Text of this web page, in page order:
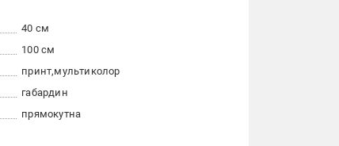
40 см
100 см
принт мультиколор
габардин
прямокутна